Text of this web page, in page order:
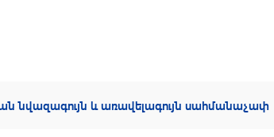
նվազագույն և առավելագույն սահմանաչափ